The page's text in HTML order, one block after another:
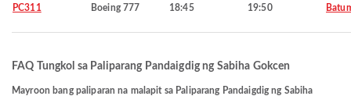
PC311 Boeing 777 18:45 19:50
FAQ Tungkol sa Paliparang Pandaigdig ng Sabiha Gokcen
Mayroon bang paliparan na malapit sa Paliparang Pandaigdig ng Sabiha